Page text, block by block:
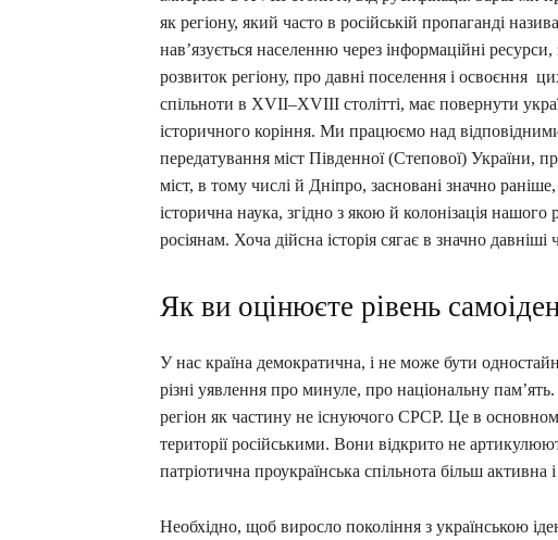
як регіону, який часто в російській пропаганді
нав’язується населенню через інформаційні
розвиток регіону, про давні поселення і освоєння
спільноти в ХVII–XVIII столітті, має повернути
історичного коріння. Ми працюємо над
передатування міст Південної (Степової) України,
міст, в тому числі й Дніпро, засновані значно
історична наука, згідно з якою й колонізація
росіянам. Хоча дійсна історія сягає в значно давніші
Як ви оцінюєте рівень
У нас країна демократична, і не може бути
різні уявлення про минуле, про національну
регіон як частину не існуючого СРСР. Це в
території російськими. Вони відкрито не
патріотична проукраїнська спільнота більш активна і
Необхідно, щоб виросло покоління з українською